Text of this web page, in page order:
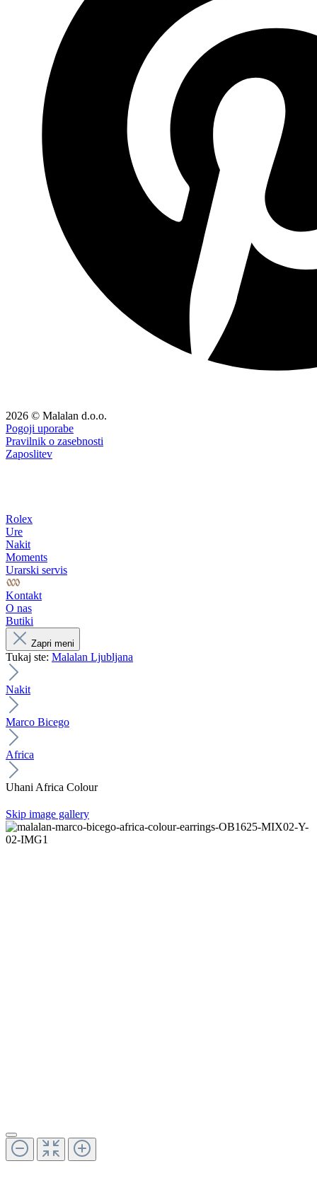
2026 © Malalan d.o.o.
Pogoji uporabe
Pravilnik o zasebnosti
Zaposlitev
Rolex
Ure
Nakit
Moments
Urarski servis
Kontakt
O nas
Butiki
Zapri meni
Tukaj ste: Malalan Ljubljana
Nakit
Marco Bicego
Africa
Uhani Africa Colour
Skip image gallery